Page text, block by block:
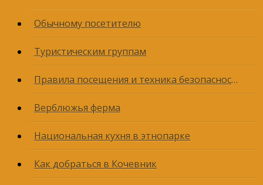
Обычному посетителю
Туристическим группам
Правила посещения и техника безопасности
Верблюжья ферма
Национальная кухня в этнопарке
Как добраться в Кочевник